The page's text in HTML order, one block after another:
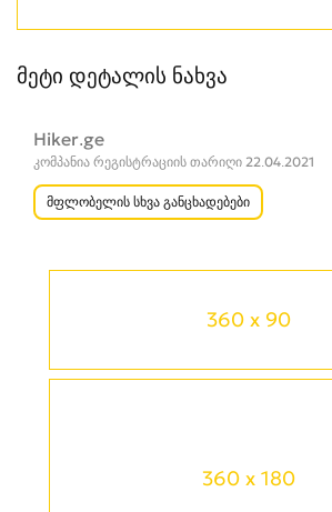
360 x 90
360 x 180
მეტი დეტალის ნახვა
Hiker.ge
კომპანია რეგისტრაციის თარიღი 22.04.2021
მფლობელის სხვა განცხადებები